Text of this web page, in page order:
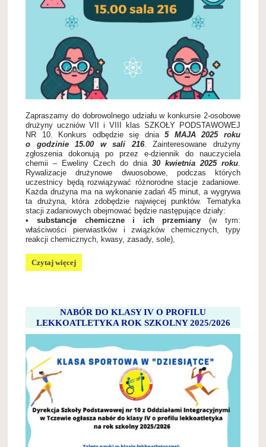
Zapraszamy do dobrowolnego udziału w konkursie 2-osobowe
drużyny uczniów VII i VIII klas SZKOŁY PODSTAWOWEJ
NR 10. Konkurs odbędzie się dnia5 MAJA 2025 roku
o godzinie 15.00 w sali 216.Zainteresowane drużyny
zgłoszenia dokonują po przez e-dziennik do nauczyciela
chemii – Eweliny Czech do dnia 30 kwietnia 2025 roku.
Rywalizacje drużynowe dwuosobowe, podczas których
uczestnicy będą rozwiązywać różnorodne stacje zadaniowe.
Każda drużyna ma na wykonanie zadań 45 minut, a wygrywa
ta drużyna, która zdobędzie najwięcej punktów. Tematyka
stacji zadaniowych obejmować będzie następujące działy:
• substancje chemiczne i ich przemiany(w tym:
właściwości pierwiastków i związków chemicznych, typy
reakcji chemicznych, kwasy, zasady, sole),
CHEMICZNE
DUETY:
Czytaj więcej
NABÓR DO KLASY IV O PROFILU
LEKKOATLETYKA ROK SZKOLNY 2025/2026